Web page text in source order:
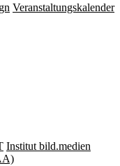
Veranstaltungskalender
Institut bild.medien